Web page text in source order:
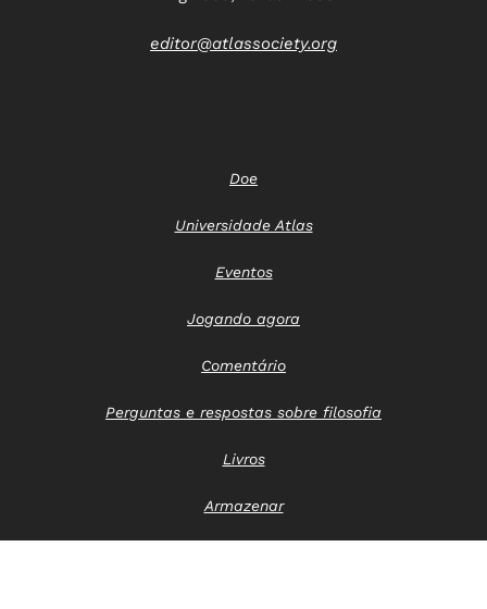
editor@atlassociety.org
Doe
Universidade Atlas
Eventos
Jogando agora
Comentário
Perguntas e respostas sobre filosofia
Livros
Armazenar